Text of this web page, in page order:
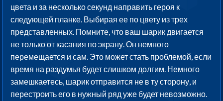
цвета и за несколько секунд направить героя к
следующей планке. Выбирая ее по цвету из трех
представленных. Помните, что ваш шарик двигается
не только от касания по экрану. Он немного
перемещается и сам. Это может стать проблемой, если
время на раздумья будет слишком долгим. Немного
замешкаетесь, шарик отправится не в ту сторону, и
перестроить его в нужный ряд уже будет невозможно.